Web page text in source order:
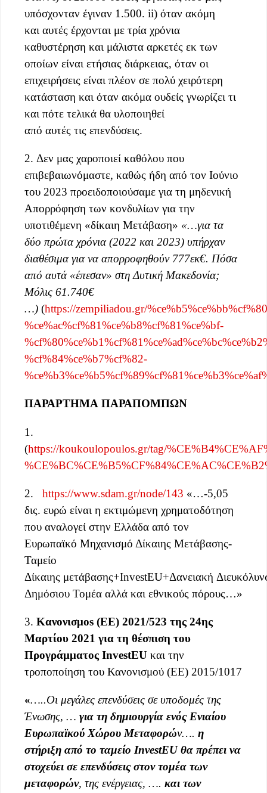
υπόσχονταν έγιναν 1.500. ii) όταν ακόμη
και αυτές έρχονται με τρία χρόνια
καθυστέρηση και μάλιστα αρκετές εκ των
οποίων είναι ετήσιας διάρκειας, όταν οι
επιχειρήσεις είναι πλέον σε πολύ χειρότερη
κατάσταση και όταν ακόμα ουδείς γνωρίζει τι
και πότε τελικά θα υλοποιηθεί
από αυτές τις επενδύσεις.
2. Δεν μας χαροποιεί καθόλου που
επιβεβαιωνόμαστε, καθώς ήδη από τον Ιούνιο
του 2023 προειδοποιούσαμε για τη μηδενική
Απορρόφηση των κονδυλίων για την
υποτιθέμενη «δίκαιη Μετάβαση» «…για τα
δύο πρώτα χρόνια (2022 και 2023) υπήρχαν
διαθέσιμα για να απορροφηθούν 777εκ€. Πόσα
από αυτά «έπεσαν» στη Δυτική Μακεδονία;
Μόλις 61.740€
…) (https://zempiliadou.gr/
%ce%ac%cf%81%ce%b8%cf%81%ce%bf-
%cf%84%ce%b7%cf%82-
ΠΑΡΑΡΤΗΜΑ ΠΑΡΑΠΟΜΠΩΝ
1.
(https://koukoulopoulos.gr/tag/
2. https://www.sdam.gr/node/143 «…-5,05
δις. ευρώ είναι η εκτιμώμενη χρηματοδότηση
που αναλογεί στην Ελλάδα από τον
Ευρωπαϊκό Μηχανισμό Δίκαιης Μετάβασης-
Ταμείο
Δίκαιης μετάβασης+InvestEU+Δανειακή
Δημόσιου Τομέα αλλά και εθνικούς πόρους…»
3. Κανονισμοs (ΕΕ) 2021/523 της 24ης
Μαρτίου 2021 για τη θέσπιση του
Προγράμματος InvestEU και την
τροποποίηση του Κανονισμού (ΕΕ) 2015/1017
«…..Οι μεγάλες επενδύσεις σε υποδομές της
Ένωσης, … για τη δημιουργία ενός Ενιαίου
Ευρωπαϊκού Χώρου Μεταφορών…. η
στήριξη από το ταμείο InvestEUθα πρέπει να
στοχεύει σε επενδύσεις στον τομέα των
μεταφορών, της ενέργειας, …. και των